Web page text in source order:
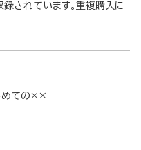
されています。重複購入に
めての××